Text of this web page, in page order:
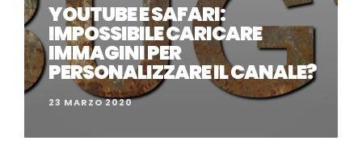
YOUTUBE E SAFARI:
IMPOSSIBILE CARICARE
IMMAGINI PER
PERSONALIZZARE IL CANALE?
23 MARZO 2020